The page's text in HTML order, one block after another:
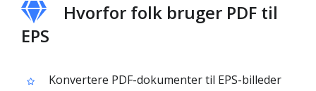
Hvorfor folk bruger PDF til
EPS
Konvertere PDF-dokumenter til EPS-billeder